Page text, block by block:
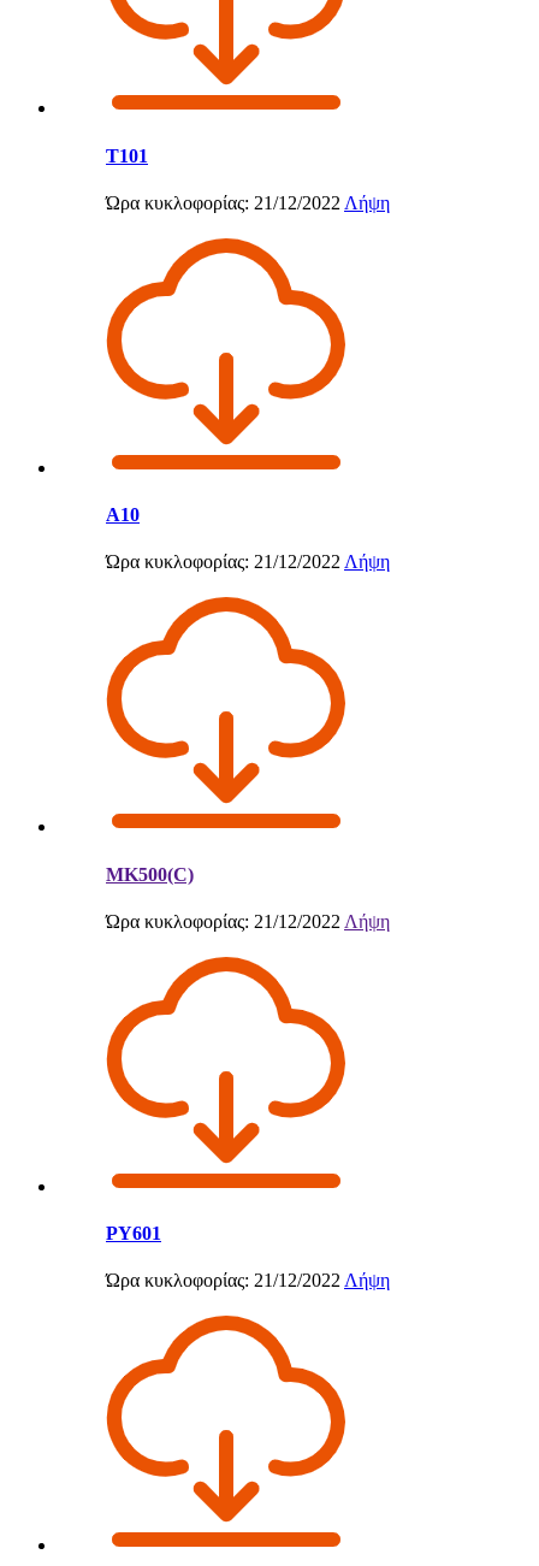
Τ101
Ώρα κυκλοφορίας: 21/12/2022 Λήψη
Α10
Ώρα κυκλοφορίας: 21/12/2022 Λήψη
MK500(C)
Ώρα κυκλοφορίας: 21/12/2022 Λήψη
PY601
Ώρα κυκλοφορίας: 21/12/2022 Λήψη